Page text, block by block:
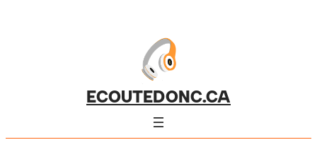
ECOUTEDONC.CA